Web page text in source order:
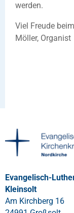
werden.
Viel Freude
Möller, Organist
Evangelisch-
Kleinsolt
Am Kirchberg 16